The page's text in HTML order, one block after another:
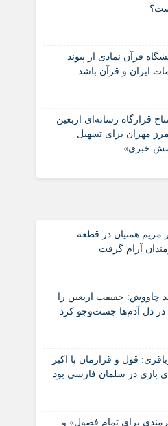
قرآن نمادی از پیوند
ایران و قرآن باشد
قرارگاه رسانه‌ای اربعین
مهران برای تسهیل
خبری»
مریم همتیان در قطعه
آرام گرفت
چاووش: حقیقت اربعین را
در دل آدم‌ها جست‌وجو کرد
قول و قرارمان با اکبر
بازی در سلمان فارسی بود
برای تمام فصول» و